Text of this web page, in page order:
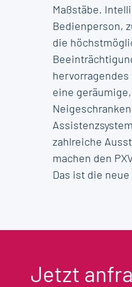
Maßstäbe.
Bedienperson,
die
eine
zahlreiche
machen den
Das ist die
Jetzt